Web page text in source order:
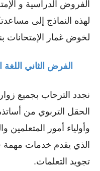
الفروض الدراسية و
لهذه النماذج إلى
لخوض غمار الإمتحانات
الفرض الثاني اللغة
نجدد الترحاب بجميع
الحقل التربوي من
وأولياء أمور
الذي يقدم خدمات مهمة
تجويد التعلمات.